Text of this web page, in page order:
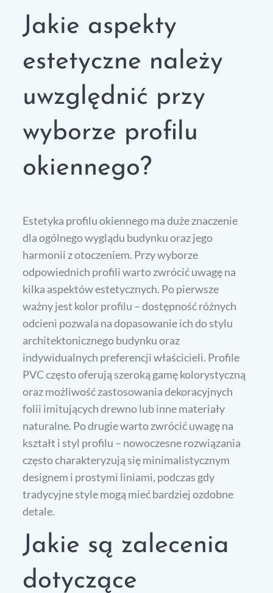
Jakie aspekty
estetyczne należy
uwzględnić przy
wyborze profilu
okiennego?
Estetyka profilu okiennego ma duże znaczenie
dla ogólnego wyglądu budynku oraz jego
harmonii z otoczeniem. Przy wyborze
odpowiednich profili warto zwrócić uwagę na
kilka aspektów estetycznych. Po pierwsze
ważny jest kolor profilu – dostępność różnych
odcieni pozwala na dopasowanie ich do stylu
architektonicznego budynku oraz
indywidualnych preferencji właścicieli. Profile
PVC często oferują szeroką gamę kolorystyczną
oraz możliwość zastosowania dekoracyjnych
folii imitujących drewno lub inne materiały
naturalne. Po drugie warto zwrócić uwagę na
kształt i styl profilu – nowoczesne rozwiązania
często charakteryzują się minimalistycznym
designem i prostymi liniami, podczas gdy
tradycyjne style mogą mieć bardziej ozdobne
detale.
Jakie są zalecenia
dotyczące